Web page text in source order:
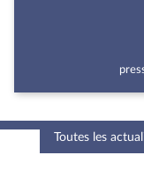
Toutes les